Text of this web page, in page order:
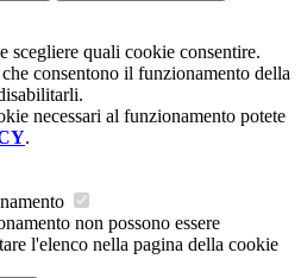
scegliere quali cookie consentire.
consentono il funzionamento della
necessari al funzionamento potete
.
non possono essere
l'elenco nella pagina della cookie